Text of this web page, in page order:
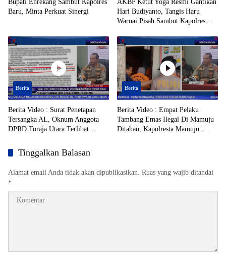
Bupati Enrekang Sambut Kapolres
Baru, Minta Perkuat Sinergi
AKBP Ketut Yoga Resmi Gantikan
Hari Budiyanto, Tangis Haru
Warnai Pisah Sambut Kapolres
Berita
Berita Video : Surat Penetapan
Tersangka AL, Oknum Anggota
DPRD Toraja Utara Terlibat
Beredar
Berita
Berita Video : Empat Pelaku
Tambang Emas Ilegal Di Mamuju
Ditahan, Kapolresta Mamuju :
Tinggalkan Balasan
Alamat email Anda tidak akan dipublikasikan. Ruas yang wajib ditandai
*